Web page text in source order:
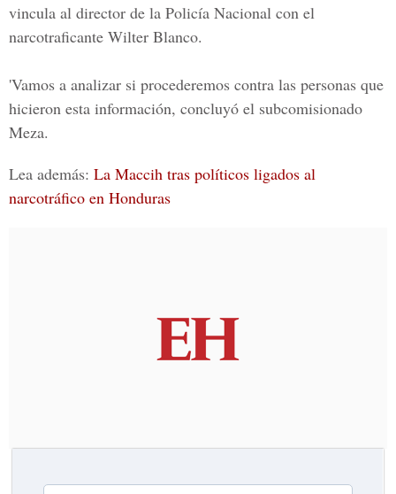
vincula al director de la Policía Nacional con el
narcotraficante Wilter Blanco.
'Vamos a analizar si procederemos contra las personas que
hicieron esta información, concluyó el subcomisionado
Meza.
Lea además: La Maccih tras políticos ligados al
narcotráfico en Honduras